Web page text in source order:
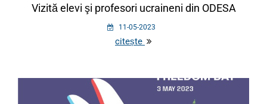
Vizită elevi şi profesori ucraineni din ODESA
11-05-2023
citește